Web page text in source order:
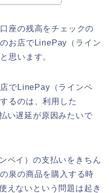
座の残高をチェックの
お店でLinePay（ライン
思います。
でLinePay（ラインペ
るのは、利用した
い遅延が原因みたいで
ペイ）の支払いをきちん
泉の商品を購入する時
えないという問題は起き